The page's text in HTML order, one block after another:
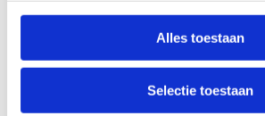
Alles toestaan
Selectie toestaan
Kinderen vanaf10 jaar
Gezellig afsluiten